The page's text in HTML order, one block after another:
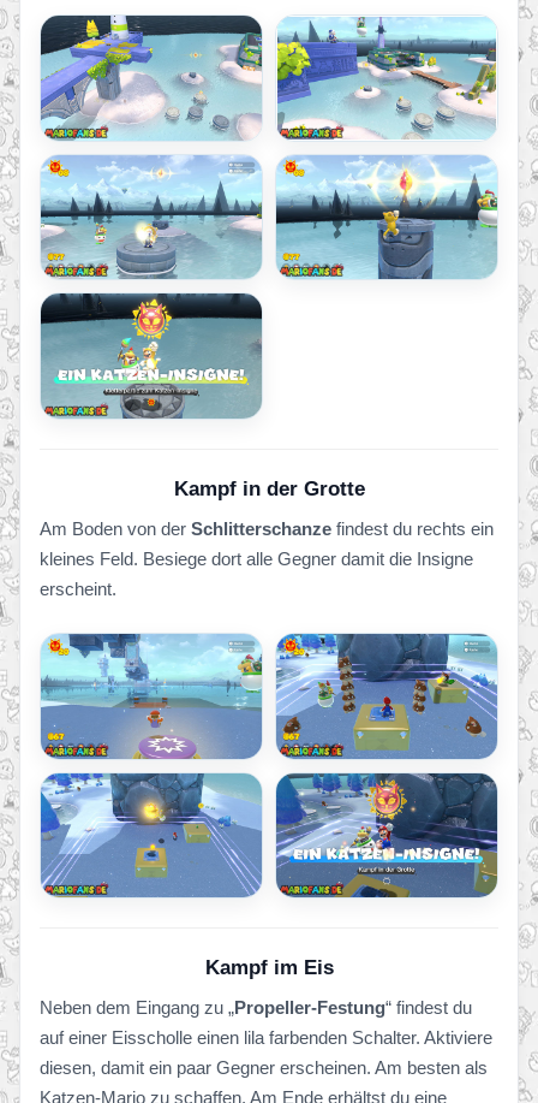
Kampf in der Grotte
Am Boden von der Schlitterschanze findest du rechts ein
kleines Feld. Besiege dort alle Gegner damit die Insigne
erscheint.
Kampf im Eis
Neben dem Eingang zu „Propeller-Festung“ findest du
auf einer Eisscholle einen lila farbenden Schalter. Aktiviere
diesen, damit ein paar Gegner erscheinen. Am besten als
Katzen-Mario zu schaffen. Am Ende erhältst du eine